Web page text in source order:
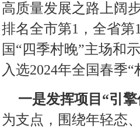
高质量发展之路上阔
排名全市第1，全省第
国“四季村晚”主场和
入选2024年全国春季
一是发挥项目“引
为支点，围绕年轻态